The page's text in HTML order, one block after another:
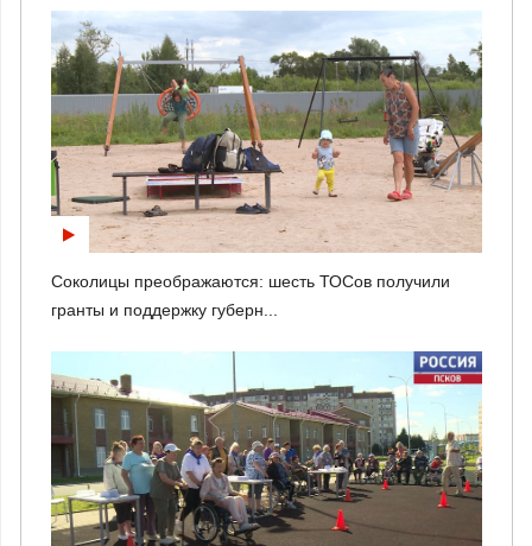
Соколицы преображаются: шесть ТОСов получили
гранты и поддержку губерн...